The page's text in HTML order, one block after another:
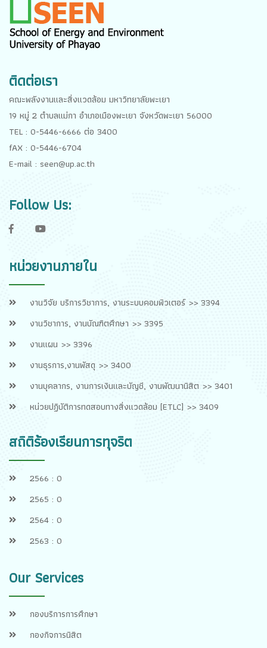
ติดต่อเรา
คณะพลังงานและสิ่งแวดล้อม มหาวิทยาลัยพะเยา
19 หมู่ 2 ตำบลแม่กา อำเภอเมืองพะเยา จังหวัดพะเยา 56000
TEL : 0-5446-6666 ต่อ 3400
fAX : 0-5446-6704
E-mail : seen@up.ac.th
Follow Us:
หน่วยงานภายใน
งานวิจัย บริการวิชาการ, งานระบบคอมพิวเตอร์ >> 3394
งานวิชาการ, งานบัณฑิตศึกษา >> 3395
งานแผน >> 3396
งานธุรการ,งานพัสดุ >> 3400
งานบุคลากร, งานการเงินและบัญชี, งานพัฒนานิสิต >> 3401
หน่วยปฏิบัติการทดสอบทางสิ่งแวดล้อม [ETLC] >> 3409
สถิติร้องเรียนการทุจริต
2566 : 0
2565 : 0
2564 : 0
2563 : 0
Our Services
กองบริการการศึกษา
กองกิจการนิสิต